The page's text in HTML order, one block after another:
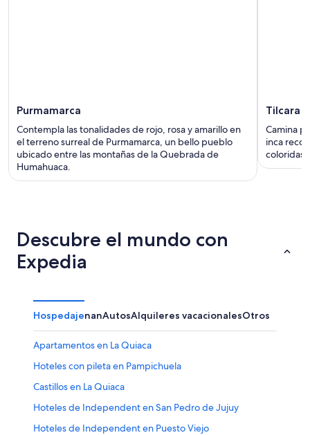
Purmamarca
Contempla las tonalidades de rojo, rosa y amarillo en
el terreno surreal de Purmamarca, un bello pueblo
ubicado entre las montañas de la Quebrada de
Humahuaca.
Tilcara
Camina
inca
coloridas
Descubre el mundo con
Expedia
HospedajenanAutosAlquileres vacacionalesOtros
Apartamentos en La Quiaca
Hoteles con pileta en Pampichuela
Castillos en La Quiaca
Hoteles de Independent en San Pedro de Jujuy
Hoteles de Independent en Puesto Viejo